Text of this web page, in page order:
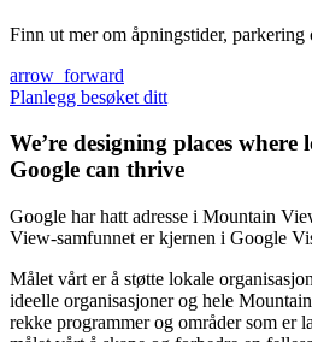
Finn ut mer om åpningstider, parkering
arrow_forward
Planlegg besøket ditt
We’re designing places
Google can thrive
Google har hatt adresse i Mountain
View-samfunnet er kjernen i Google
Målet vårt er å støtte lokale
ideelle organisasjoner og hele
rekke programmer og områder som er